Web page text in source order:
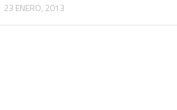
23 ENERO, 2013